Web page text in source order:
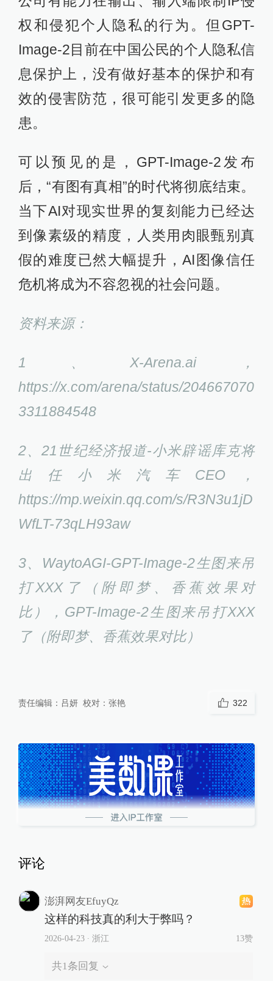
权和侵犯个人隐私的行为。但GPT-
Image-2目前在中国公民的个人隐私信
息保护上，没有做好基本的保护和有
效的侵害防范，很可能引发更多的隐
患。
可以预见的是，GPT-Image-2发布
后，“有图有真相”的时代将彻底结束。
当下AI对现实世界的复刻能力已经达
到像素级的精度，人类用肉眼甄别真
假的难度已然大幅提升，AI图像信任
危机将成为不容忽视的社会问题。
资料来源：
1、X-Arena.ai，
https://x.com/arena/status/204667070
3311884548
2、21世纪经济报道-小米辟谣库克将
出任小米汽车CEO，
https://mp.weixin.qq.com/s/R3N3u1jD
WfLT-73qLH93aw
3、WaytoAGI-GPT-Image-2生图来吊
打XXX了（附即梦、香蕉效果对
比），GPT-Image-2生图来吊打XXX
了（附即梦、香蕉效果对比）
责任编辑： 吕妍 校对： 张艳 322
评论
澎湃网友EfuyQz
这样的科技真的利大于弊吗？
2026-04-23∙ 浙江 13赞
共1 条回复